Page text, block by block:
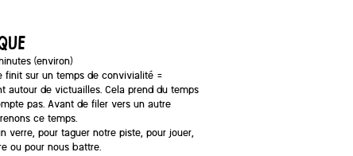
(environ)
finit sur un temps de convivialité =
autour de victuailles. Cela prend du temps
pas. Avant de filer vers un autre
ce temps.
verre, pour taguer notre piste, pour jouer,
ou pour nous battre.